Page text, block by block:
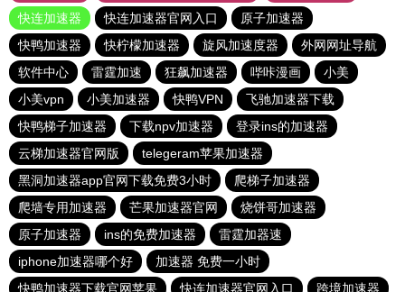
快连加速器
快连加速器官网入口
原子加速器
快鸭加速器
快柠檬加速器 旋风加速度器
外网网址导航
软件中心
雷霆加速 狂飙加速器 哔咔漫画
小美
小美vpn
小美加速器 快鸭VPN
飞驰加速器下载
快鸭梯子加速器
下载npv加速器
登录ins的加速器
云梯加速器官网版
telegeram苹果加速器
黑洞加速器app官网下载免费3小时
爬梯子加速器
爬墙专用加速器
芒果加速器官网
烧饼哥加速器
原子加速器
ins的免费加速器
雷霆加器速
iphone加速器哪个好
加速器 免费一小时
快鸭加速器下载官网苹果
快连加速器官网入口 跨境加速器